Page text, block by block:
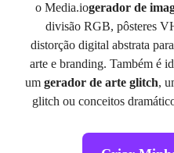
o Media.iogerador de
divisão RGB, pôsteres
distorção digital abstrata
arte e branding. Também é
um gerador de arte glitch,
glitch ou conceitos